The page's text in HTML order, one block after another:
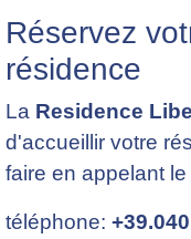
Réservez
résidence
La Residence
d'accueillir votre
faire en appelant
téléphone: